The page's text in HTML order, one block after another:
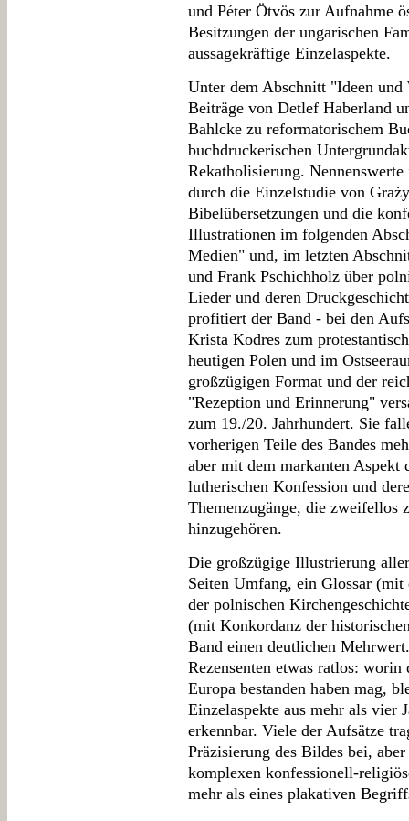
und Péter Ötvös zur Aufnahme
Besitzungen der ungarischen
aussagekräftige Einzelaspekte.
Unter dem Abschnitt "Ideen
Beiträge von Detlef Haberland
Bahlcke zu reformatorischem
buchdruckerischen
Rekatholisierung.
durch die Einzelstudie von
Bibelübersetzungen und die
Illustrationen im folgenden
Medien" und, im letzten
und Frank Pschichholz über
Lieder und deren
profitiert der Band - bei den
Krista Kodres zum
heutigen Polen und im
großzügigen Format und der
"Rezeption und Erinnerung"
zum 19./20. Jahrhundert. Sie
vorherigen Teile des Bandes
aber mit dem markanten Aspekt
lutherischen Konfession und
Themenzugänge, die zweifellos
hinzugehören.
Die großzügige Illustrierung
Seiten Umfang, ein Glossar
der polnischen
(mit Konkordanz der
Band einen deutlichen
Rezensenten etwas ratlos:
Europa bestanden haben mag,
Einzelaspekte aus mehr als vier
erkennbar. Viele der Aufsätze
Präzisierung des Bildes bei,
komplexen konfessionell-
mehr als eines plakativen